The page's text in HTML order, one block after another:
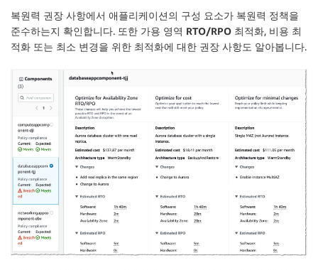
복원력 권장 사항에서 애플리케이션의 구성 요소가 복원력 정책을
준수하는지 확인합니다. 또한 가용 영역 RTO/RPO 최적화, 비용 최
적화 또는 최소 변경을 위한 최적화에 대한 권장 사항도 알아봅니다.